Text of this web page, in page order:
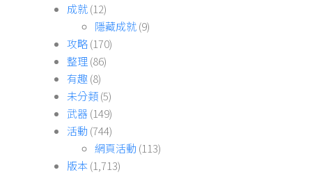
成就(12)
隱藏成就(9)
攻略(170)
整理(86)
有趣(8)
未分類(5)
武器(149)
活動 (744)
網頁活動 (113)
版本 (1,713)